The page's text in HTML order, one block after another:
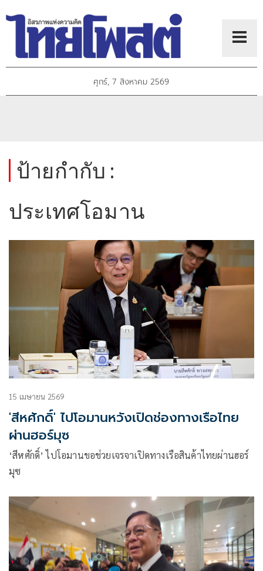
ศุกร์, 7 สิงหาคม 2569
ป้ายกำกับ :
ประเทศโอมาน
15 เมษายน 2569
'สีหศักดิ์' ไปโอมานหวังเปิดช่องทางเรือไทย
ผ่านฮอร์มุซ
‘สีหศักดิ์’ ไปโอมานขอช่วยเจรจาเปิดทางเรือสินค้าไทยผ่านฮอร์
มุซ